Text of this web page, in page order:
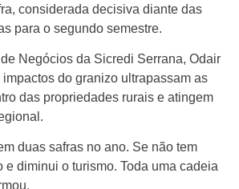
considerada decisiva diante das
para o segundo semestre.
Negócios da Sicredi Serrana, Odair
do granizo ultrapassam as
das propriedades rurais e atingem
duas safras no ano. Se não tem
e diminui o turismo. Toda uma cadeia